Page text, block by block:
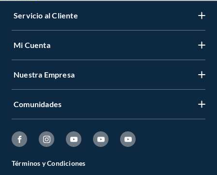
Servicio al Cliente
Mi Cuenta
Nuestra Empresa
Comunidades
Términos y Condiciones